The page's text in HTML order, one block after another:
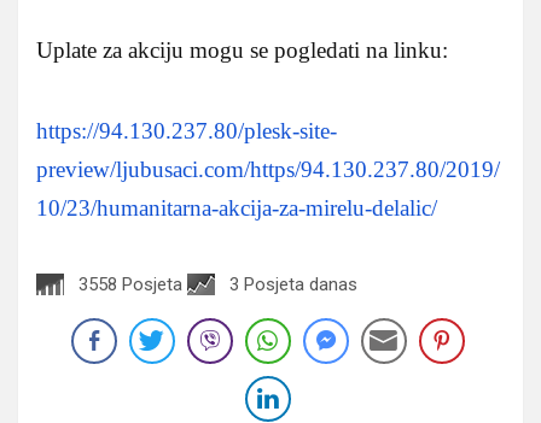
Uplate za akciju mogu se pogledati na linku:
https://94.130.237.80/plesk-site-
preview/ljubusaci.com/https/94.130.237.80/2019/
10/23/humanitarna-akcija-za-mirelu-delalic/
3558 Posjeta 3 Posjeta danas